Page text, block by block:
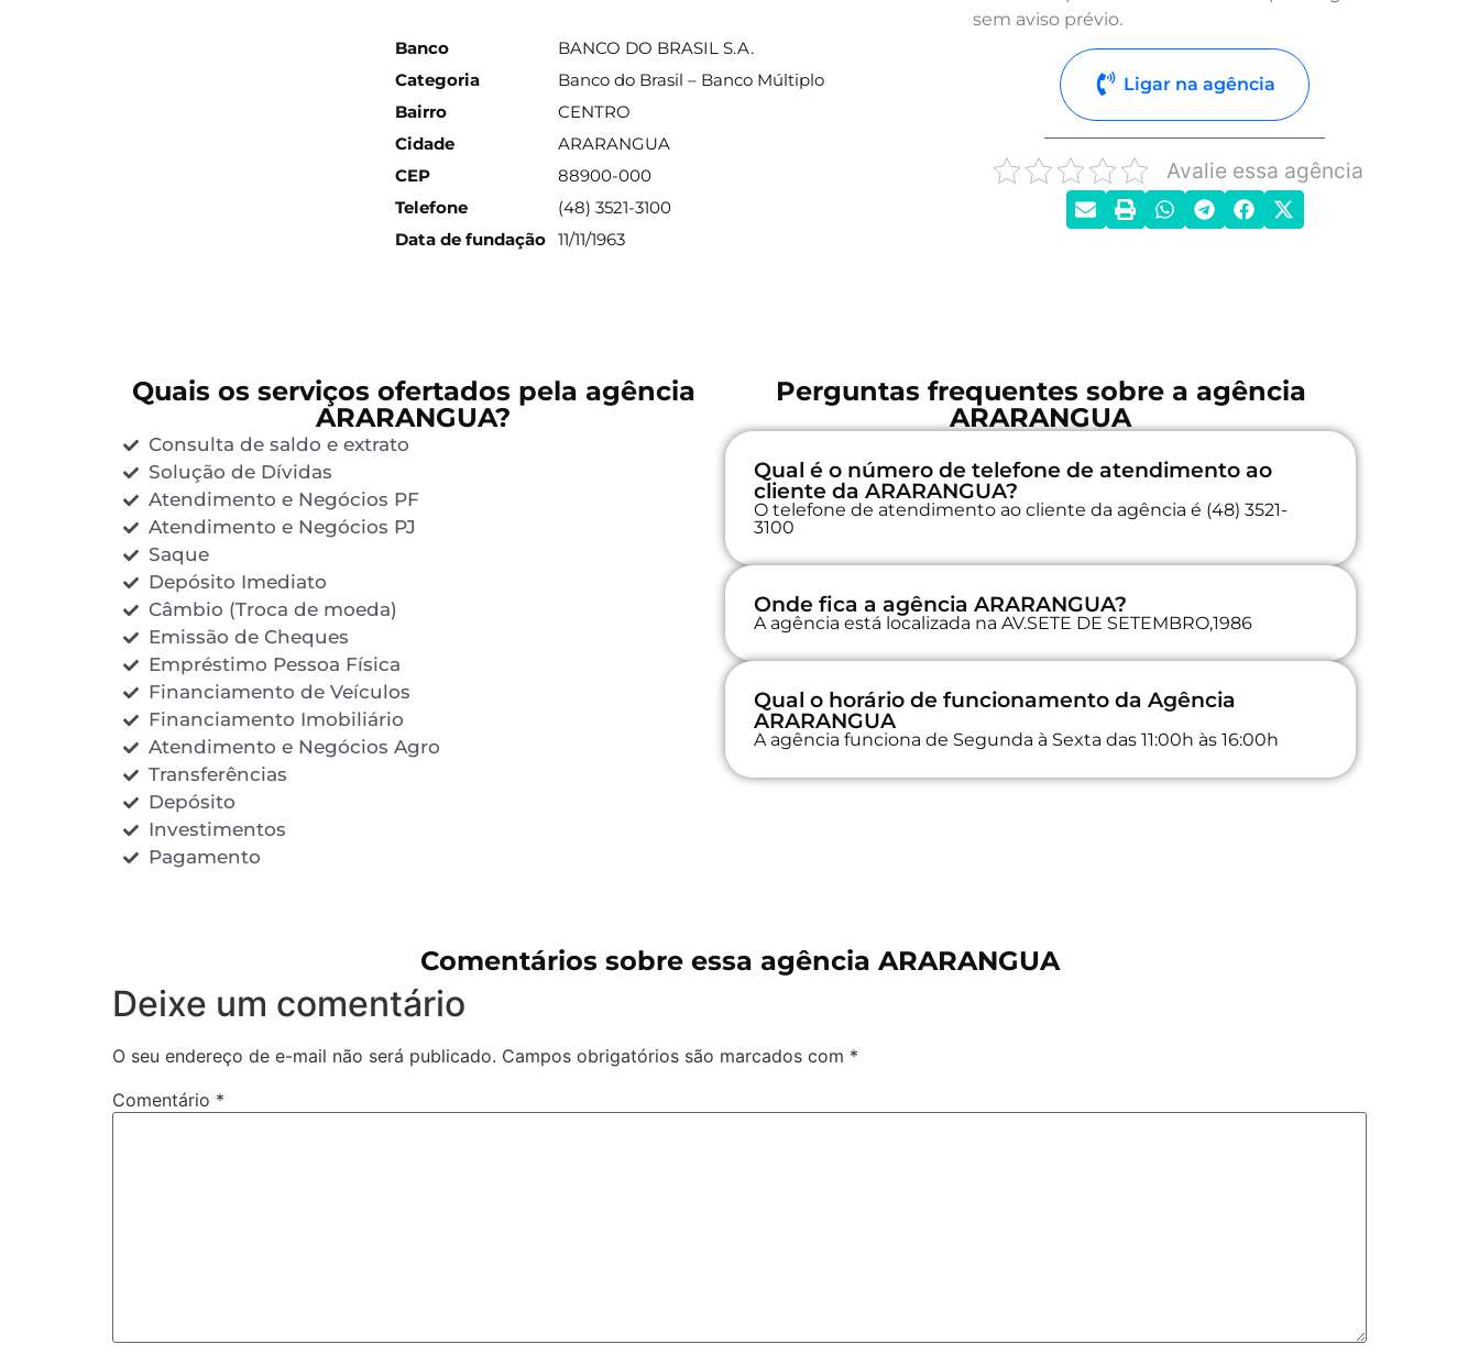
Banco
BANCO DO BRASIL S.A.
Categoria
Banco do Brasil – Banco Múltiplo
Bairro
CENTRO
Cidade
ARARANGUA
CEP
88900-000
Telefone
(48) 3521-3100
Data de fundação 11/11/1963
sem aviso prévio.
Ligar na agência
Avalie essa agência
Quais os serviços ofertados pela agência
ARARANGUA?
Consulta de saldo e extrato
Solução de Dívidas
Atendimento e Negócios PF
Atendimento e Negócios PJ
Saque
Depósito Imediato
Câmbio (Troca de moeda)
Emissão de Cheques
Empréstimo Pessoa Física
Financiamento de Veículos
Financiamento Imobiliário
Atendimento e Negócios Agro
Transferências
Depósito
Investimentos
Pagamento
Perguntas frequentes sobre a agência
ARARANGUA
Qual é o número de telefone de atendimento ao
cliente da ARARANGUA?
O telefone de atendimento ao cliente da agência é (48) 3521-
3100
Onde fica a agência ARARANGUA?
A agência está localizada na AV.SETE DE SETEMBRO,1986
Qual o horário de funcionamento da Agência
ARARANGUA
A agência funciona de Segunda à Sexta das 11:00h às 16:00h
Comentários sobre essa agência ARARANGUA
Deixe um comentário
O seu endereço de e-mail não será publicado. Campos obrigatórios são marcados com *
Comentário *